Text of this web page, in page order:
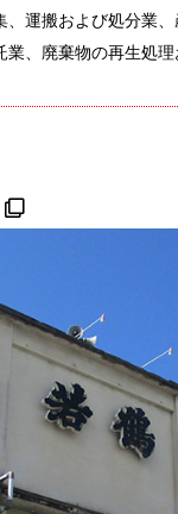
、運搬および処分業
業、廃棄物の再生処